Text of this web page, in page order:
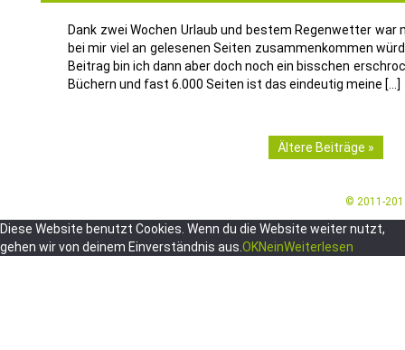
Dank zwei Wochen Urlaub und bestem Regenwetter
bei mir viel an gelesenen Seiten zusammenkommen
Beitrag bin ich dann aber doch noch ein bisschen
Büchern und fast 6.000 Seiten ist das eindeutig meine […]
Ältere Beiträge »
© 2011-
Diese Website benutzt Cookies. Wenn du die Website weiter nutzt,
gehen wir von deinem Einverständnis aus. OKNeinWeiterlesen